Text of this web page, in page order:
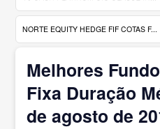
NORTE EQUITY HEDGE FIF COTAS F...
Melhores
Fixa Duração
de agosto de